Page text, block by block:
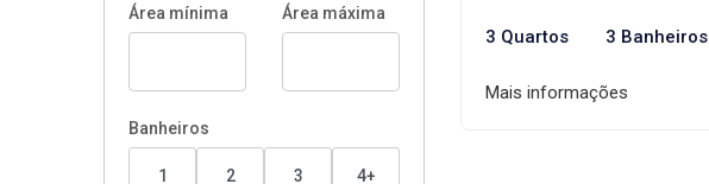
Área mínima Área máxima
Banheiros
1 2 3 4+
3 Quartos 3 Banheiros
Mais informações